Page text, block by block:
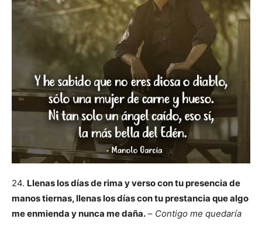
24. Llenas los días de rima y verso con tu presencia de
manos tiernas, llenas los días con tu prestancia que algo
me enmienda y nunca me daña. – Contigo me quedaría